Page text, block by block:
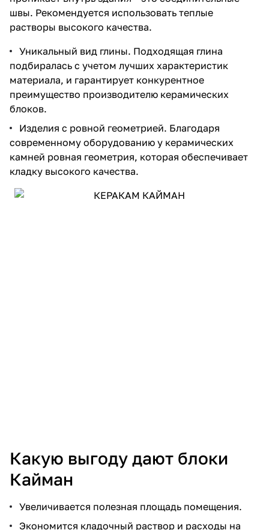
швы. Рекомендуется использовать теплые
растворы высокого качества.
Уникальный вид глины. Подходящая глина
подбиралась с учетом лучших характеристик
материала, и гарантирует конкурентное
преимущество производителю керамических
блоков.
Изделия с ровной геометрией. Благодаря
современному оборудованию у керамических
камней ровная геометрия, которая обеспечивает
кладку высокого качества.
Какую выгоду дают блоки
Кайман
Увеличивается полезная площадь помещения.
Экономится кладочный раствор и расходы на